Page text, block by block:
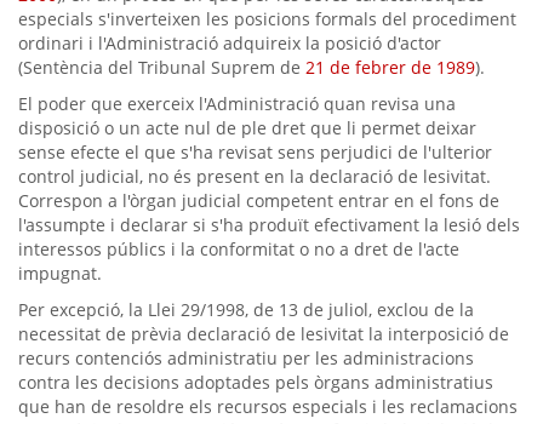
especials s'inverteixen les posicions formals del procediment
ordinari i l'Administració adquireix la posició d'actor
(Sentència del Tribunal Suprem de 21 de febrer de 1989).
El poder que exerceix l'Administració quan revisa una
disposició o un acte nul de ple dret que li permet deixar
sense efecte el que s'ha revisat sens perjudici de l'ulterior
control judicial, no és present en la declaració de lesivitat.
Correspon a l'òrgan judicial competent entrar en el fons de
l'assumpte i declarar si s'ha produït efectivament la lesió dels
interessos públics i la conformitat o no a dret de l'acte
impugnat.
Per excepció, la Llei 29/1998, de 13 de juliol, exclou de la
necessitat de prèvia declaració de lesivitat la interposició de
recurs contenciós administratiu per les administracions
contra les decisions adoptades pels òrgans administratius
que han de resoldre els recursos especials i les reclamacions